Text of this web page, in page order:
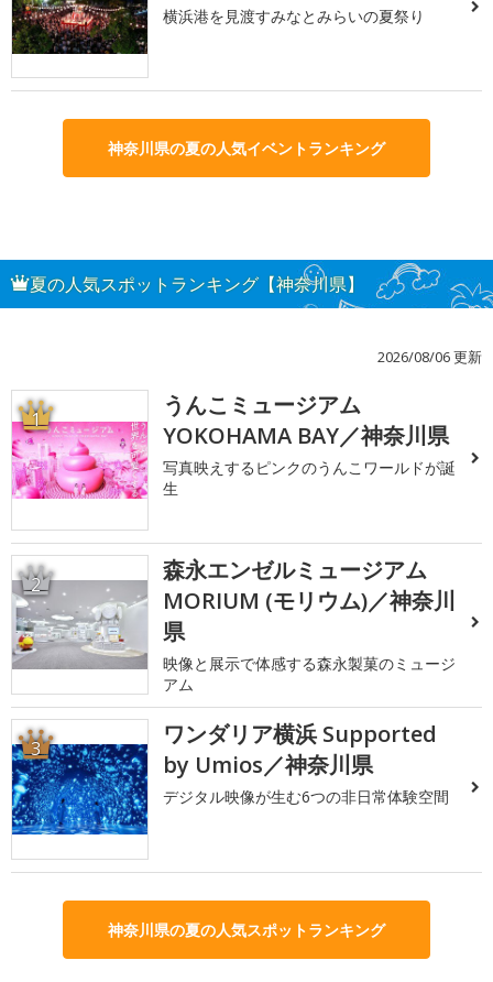
横浜港を見渡すみなとみらいの夏祭り
神奈川県の夏の人気イベントランキング
夏の人気スポットランキング【神奈川県】
2026/08/06 更新
1
うんこミュージアム
YOKOHAMA BAY／神奈川県
写真映えするピンクのうんこワールドが誕
生
2
森永エンゼルミュージアム
MORIUM (モリウム)／神奈川
県
映像と展示で体感する森永製菓のミュージ
アム
3
ワンダリア横浜 Supported
by Umios／神奈川県
デジタル映像が生む6つの非日常体験空間
神奈川県の夏の人気スポットランキング